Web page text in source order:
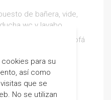
de bañera, vide,
wc y lavabo.
con televisión. Sofá
y garaje.
para su
así como
que se
No se utilizan